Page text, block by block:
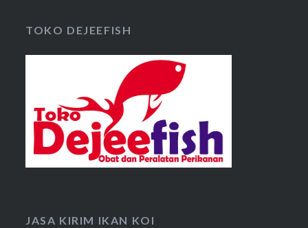
TOKO DEJEEFISH
JASA KIRIM IKAN KOI